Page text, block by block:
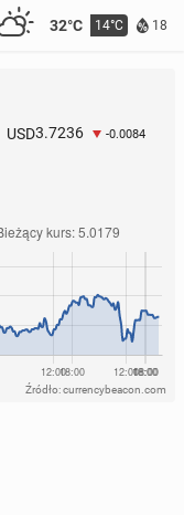
32°C 14°C 18
USD3.7236 -0.0084
Źródło: currencybeacon.com